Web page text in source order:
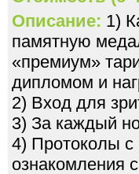
Описание: 1)
памятную
«премиум»
дипломом и
2) Вход для
3) За каждый
4) Протоколы с
ознакомления